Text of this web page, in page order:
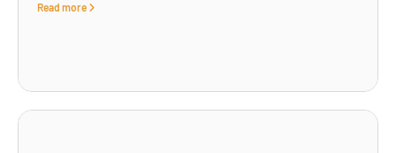
Read more